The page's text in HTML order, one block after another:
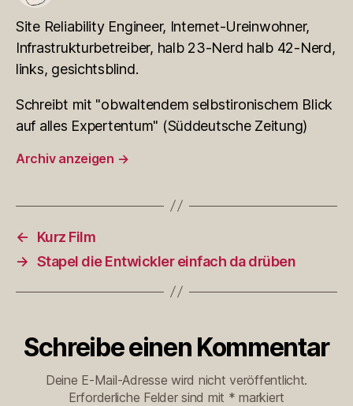
Site Reliability Engineer, Internet-Ureinwohner,
Infrastrukturbetreiber, halb 23-Nerd halb 42-Nerd,
links, gesichtsblind.
Schreibt mit "obwaltendem selbstironischem Blick
auf alles Expertentum" (Süddeutsche Zeitung)
Archiv anzeigen →
←
Kurz Film
→ Stapel die Entwickler einfach da drüben
Schreibe einen Kommentar
Deine E-Mail-Adresse wird nicht veröffentlicht.
Erforderliche Felder sind mit * markiert